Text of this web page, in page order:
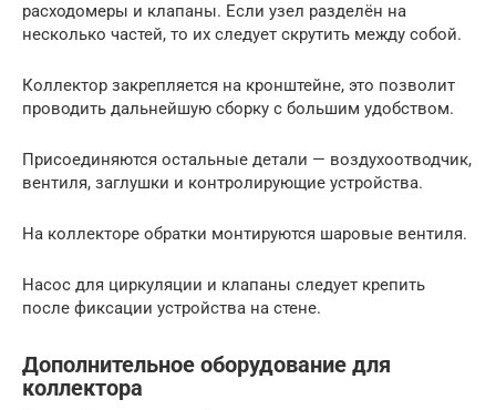
расходомеры и клапаны. Если узел разделён на
несколько частей, то их следует скрутить между собой.
Коллектор закрепляется на кронштейне, это позволит
проводить дальнейшую сборку с большим удобством.
Присоединяются остальные детали — воздухоотводчик,
вентиля, заглушки и контролирующие устройства.
На коллекторе обратки монтируются шаровые вентиля.
Насос для циркуляции и клапаны следует крепить
после фиксации устройства на стене.
Дополнительное оборудование для
коллектора